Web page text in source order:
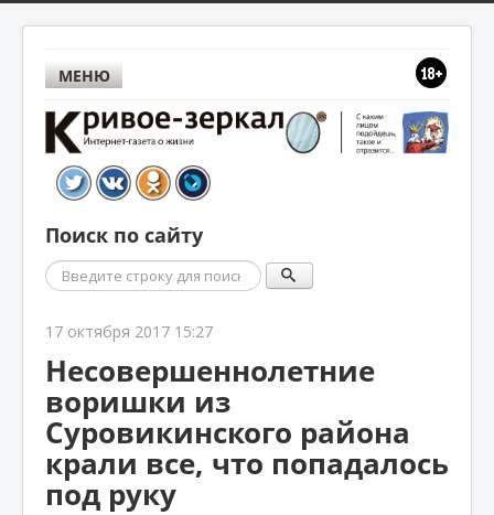
МЕНЮ
Поиск по сайту
Поиск
17 октября 2017 15:27
Несовершеннолетние
воришки из
Суровикинского района
крали все, что попадалось
под руку